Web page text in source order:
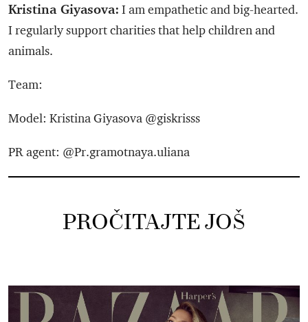
Kristina Giyasova: I am empathetic and big-hearted.
I regularly support charities that help children and
animals.
Team:
Model: Kristina Giyasova @giskrisss
PR agent: @Pr.gramotnaya.uliana
PROČITAJTE JOŠ